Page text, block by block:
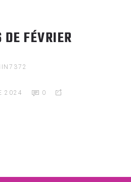
FÉVRIER
2024 0